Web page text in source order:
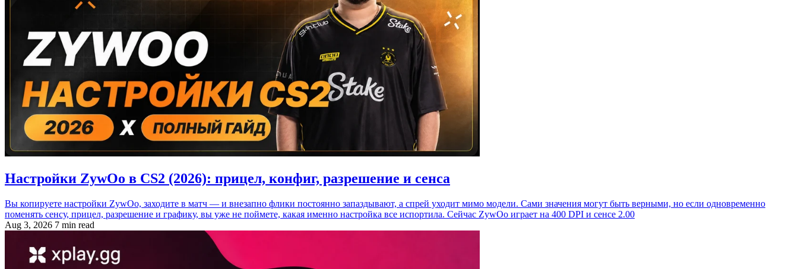
Настройки ZywOo в CS2 (2026): прицел, конфиг, разрешение и сенса
Вы копируете настройки ZywOo, заходите в матч — и внезапно флики постоянно запаздывают, а спрей уходит мимо модели. Сами значения могут быть верными, но если одновременно
поменять сенсу, прицел, разрешение и графику, вы уже не поймете, какая именно настройка все испортила. Сейчас ZywOo играет на 400 DPI и сенсе 2.00
Aug 3, 2026 7 min read